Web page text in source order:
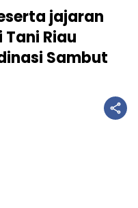
jajaran
Tani Riau
Sambut